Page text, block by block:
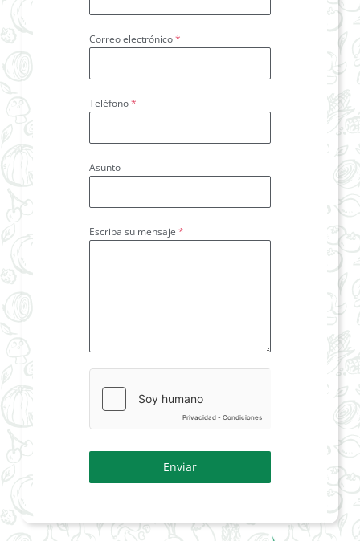
Correo electrónico*
Teléfono*
Asunto
Escriba su mensaje*
Enviar